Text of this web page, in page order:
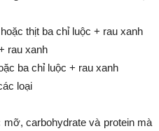
thịt ba chỉ luộc + rau xanh
rau xanh
ba chỉ luộc + rau xanh
loại
carbohydrate và protein mà